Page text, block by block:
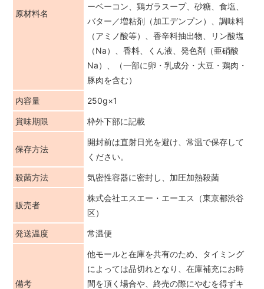
原材料名
ーベーコン、鶏ガラスープ、砂糖、食塩、
バター／増粘剤（加工デンプン）、調味料
（アミノ酸等）、香辛料抽出物、リン酸塩
（Na）、香料、くん液、発色剤（亜硝酸
Na）、（一部に卵・乳成分・大豆・鶏肉・
豚肉を含む）
内容量 250g×1
賞味期限 枠外下部に記載
保存方法
開封前は直射日光を避け、常温で保存して
ください。
殺菌方法 気密性容器に密封し、加圧加熱殺菌
販売者
株式会社エスエー・エーエス（東京都渋谷
区）
発送温度 常温便
備考
他モールと在庫を共有のため、タイミング
によっては品切れとなり、在庫補充にお時
間を頂く場合や、終売の際にやむを得ずキ